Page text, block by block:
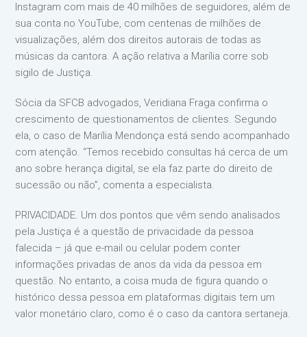
Instagram com mais de 40 milhões de seguidores, além de
sua conta no YouTube, com centenas de milhões de
visualizações, além dos direitos autorais de todas as
músicas da cantora. A ação relativa a Marília corre sob
sigilo de Justiça.
Sócia da SFCB advogados, Veridiana Fraga confirma o
crescimento de questionamentos de clientes. Segundo
ela, o caso de Marília Mendonça está sendo acompanhado
com atenção. “Temos recebido consultas há cerca de um
ano sobre herança digital, se ela faz parte do direito de
sucessão ou não”, comenta a especialista.
PRIVACIDADE. Um dos pontos que vêm sendo analisados
pela Justiça é a questão de privacidade da pessoa
falecida – já que e-mail ou celular podem conter
informações privadas de anos da vida da pessoa em
questão. No entanto, a coisa muda de figura quando o
histórico dessa pessoa em plataformas digitais tem um
valor monetário claro, como é o caso da cantora sertaneja.